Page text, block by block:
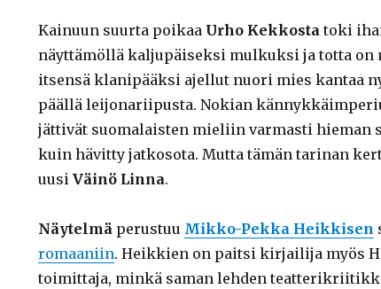
Kainuun suurta poikaa Urho Kekkostatoki
näyttämöllä kaljupäiseksi mulkuksi ja totta on
itsensä klanipääksi ajellut nuori mies kantaa
päällä leijonariipusta. Nokian
jättivät suomalaisten mieliin varmasti hieman
kuin hävitty jatkosota. Mutta tämän tarinan
uusi Väinö Linna.
Näytelmäperustuu Mikko-Pekka Heikkisen
romaaniin. Heikkien on paitsi kirjailija myös
toimittaja, minkä saman lehden